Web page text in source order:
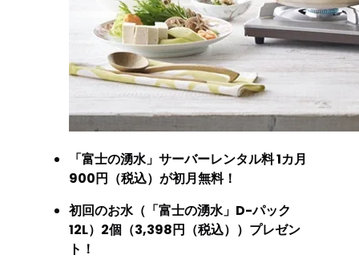
「富士の湧水」サーバーレンタル料 1カ月
900円（税込）が初月無料！
初回のお水（「富士の湧水」D-パック
12L）2個（3,398円（税込））プレゼン
ト！